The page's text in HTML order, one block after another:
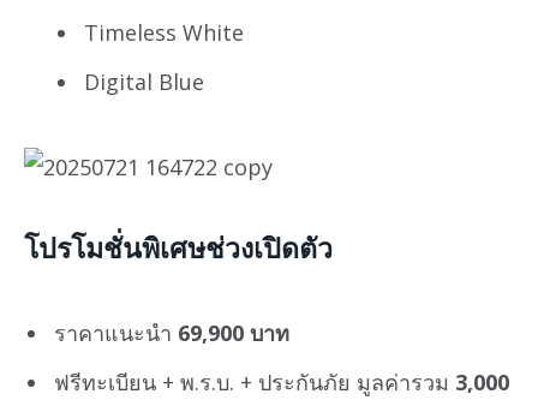
Timeless White
Digital Blue
โปรโมชั่นพิเศษช่วงเปิดตัว
ราคาแนะนำ 69,900 บาท
ฟรีทะเบียน + พ.ร.บ. + ประกันภัย มูลค่ารวม 3,000